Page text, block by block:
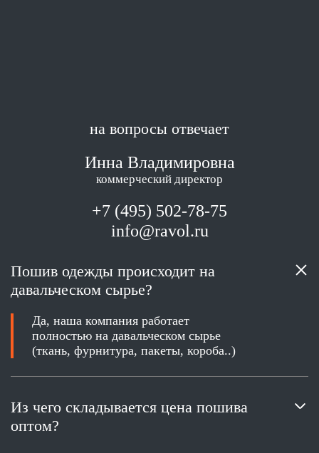
на вопросы отвечает
Инна Владимировна
коммерческий директор
+7 (495) 502-78-75
info@ravol.ru
Пошив одежды происходит на
давальческом сырье?
Да, наша компания работает
полностью на давальческом сырье
(ткань, фурнитура, пакеты, короба..)
Из чего складывается цена пошива
оптом?